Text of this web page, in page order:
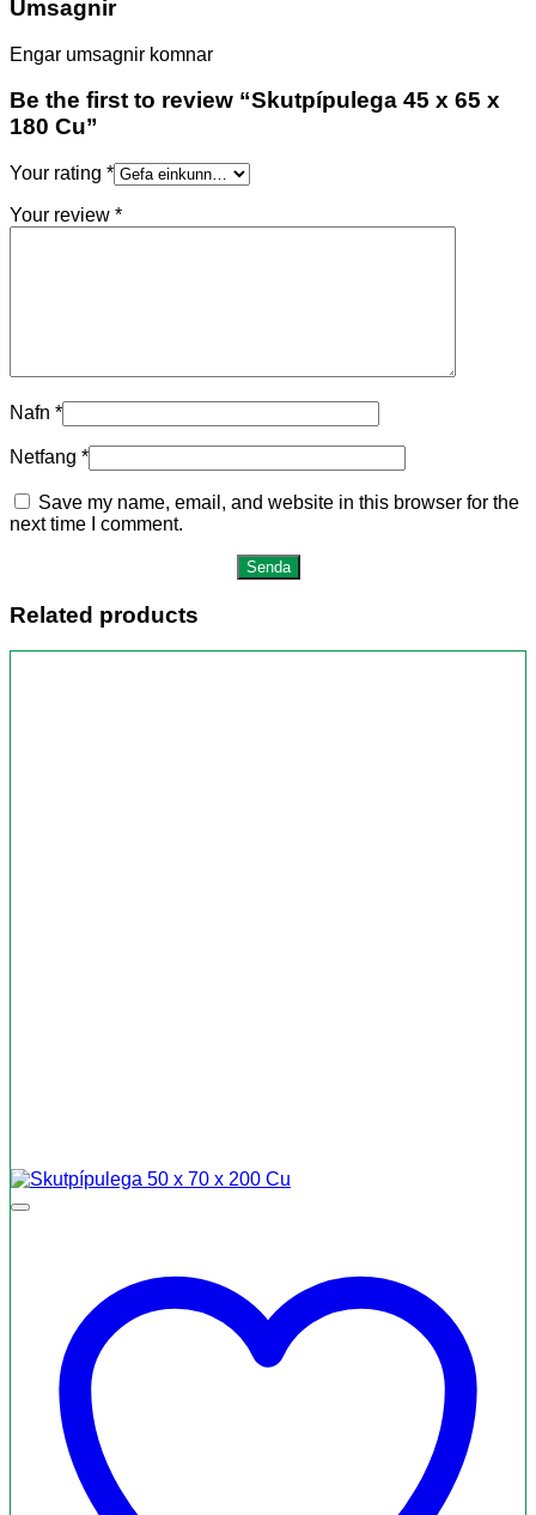
Umsagnir
Engar umsagnir komnar
Be the first to review “Skutpípulega 45 x 65 x
180 Cu”
Your rating *
Your review *
Nafn *
Netfang *
Save my name, email, and website in this browser for the
next time I comment.
Related products